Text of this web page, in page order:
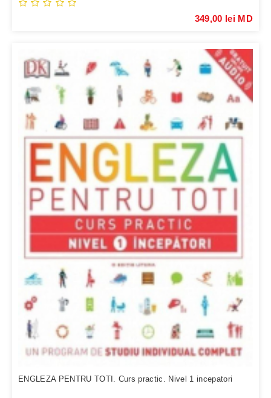
349,00 lei MD
ENGLEZA PENTRU TOTI. Curs practic. Nivel 1 incepatori